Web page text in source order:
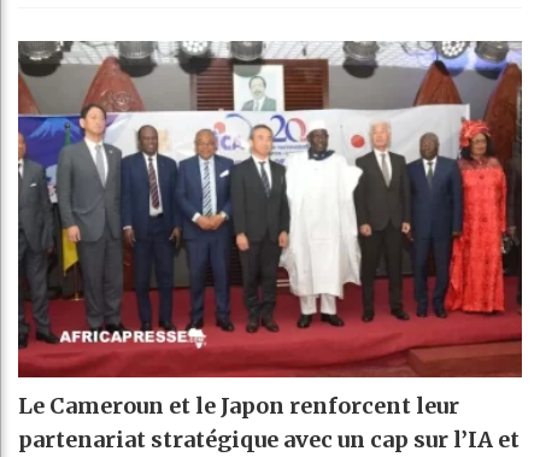
Le Cameroun et le Japon renforcent leur
partenariat stratégique avec un cap sur l’IA et